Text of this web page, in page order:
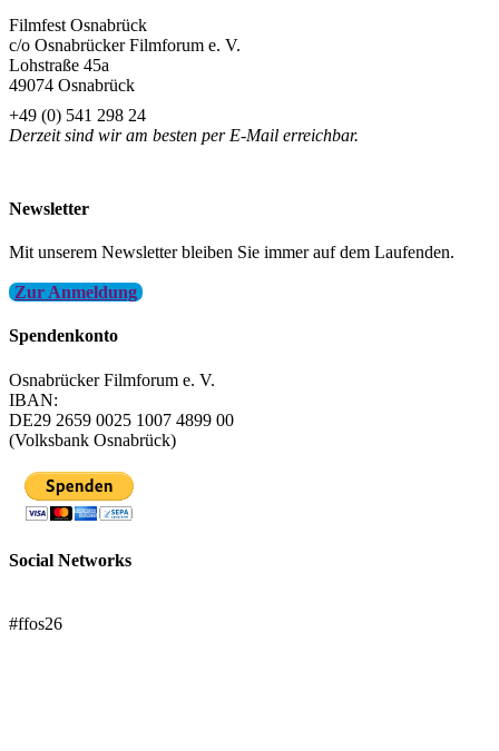
Filmfest Osnabrück
c/o Osnabrücker Filmforum e. V.
Lohstraße 45a
49074 Osnabrück
+49 (0) 541 298 24
Derzeit sind wir am besten per E-Mail erreichbar.
Newsletter
Mit unserem Newsletter bleiben Sie immer auf dem Laufenden.
Zur Anmeldung
Spendenkonto
Osnabrücker Filmforum e. V.
IBAN:
DE29 2659 0025 1007 4899 00
(Volksbank Osnabrück)
Social Networks
#ffos26